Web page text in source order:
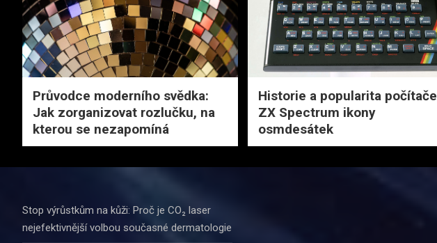
Průvodce moderního svědka:
Jak zorganizovat rozlučku, na
kterou se nezapomíná
Historie a popularita počítače
ZX Spectrum ikony
osmdesátek
Stop výrůstkům na kůži: Proč je CO₂ laser
nejefektivnější volbou současné dermatologie